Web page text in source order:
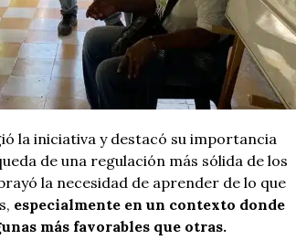
la iniciativa y destacó su importancia
de una regulación más sólida de los
la necesidad de aprender de lo que
especialmente en un contexto donde
más favorables que otras.